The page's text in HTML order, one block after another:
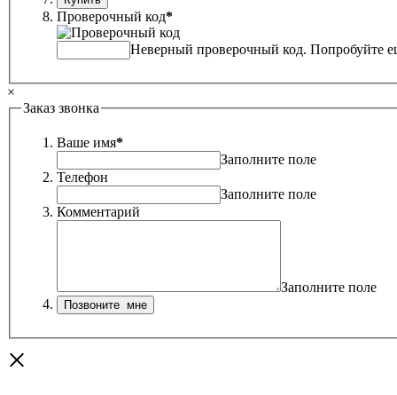
Проверочный код*
Неверный проверочный код. Попробуйте
×
Заказ звонка
Ваше имя*
Заполните поле
Телефон
Заполните поле
Комментарий
Заполните поле
×